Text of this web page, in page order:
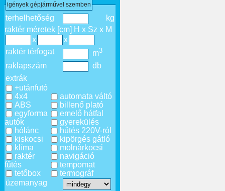
igények gépjárművel szemben
terhelhetőség
kg
raktér méretek [cm] H x Sz x M
x
x
raktér térfogat
m3
raklapszám
db
extrák
+utánfutó
4x4
ABS
egyforma
autók
hólánc
kiskocsi
klíma
raktér
fűtés
tetőbox
automata váltó
billenő plató
emelő hátfal
gyerekülés
hűtés 220V-ról
kipörgés gátló
molnárkocsi
navigáció
tempomat
termográf
üzemanyag